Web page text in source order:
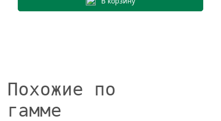
Похожие по
гамме